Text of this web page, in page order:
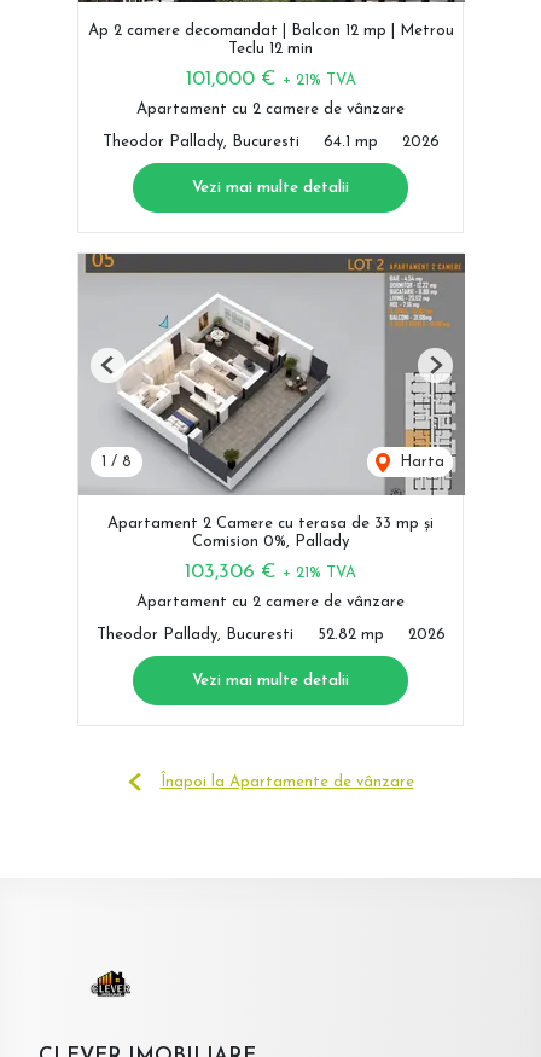
Ap 2 camere decomandat | Balcon 12 mp | Metrou
Teclu 12 min
101,000 € + 21% TVA
Apartament cu 2 camere de vânzare
Theodor Pallady, Bucuresti 64.1 mp 2026
Vezi mai multe detalii
1 / 8 Harta
Previous Next
Apartament 2 Camere cu terasa de 33 mp și
Comision 0%, Pallady
103,306 € + 21% TVA
Apartament cu 2 camere de vânzare
Theodor Pallady, Bucuresti 52.82 mp 2026
Vezi mai multe detalii
Înapoi la Apartamente de vânzare